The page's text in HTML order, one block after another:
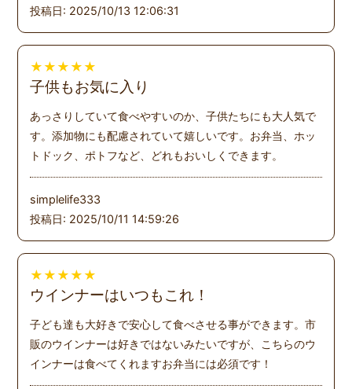
投稿日: 2025/10/13 12:06:31
★ ★ ★ ★ ★
子供もお気に入り
あっさりしていて食べやすいのか、子供たちにも大人気で
す。添加物にも配慮されていて嬉しいです。お弁当、ホッ
トドック、ポトフなど、どれもおいしくできます。
simplelife333
投稿日: 2025/10/11 14:59:26
★ ★ ★ ★ ★
ウインナーはいつもこれ！
子ども達も大好きで安心して食べさせる事ができます。市
販のウインナーは好きではないみたいですが、こちらのウ
インナーは食べてくれますお弁当には必須です！